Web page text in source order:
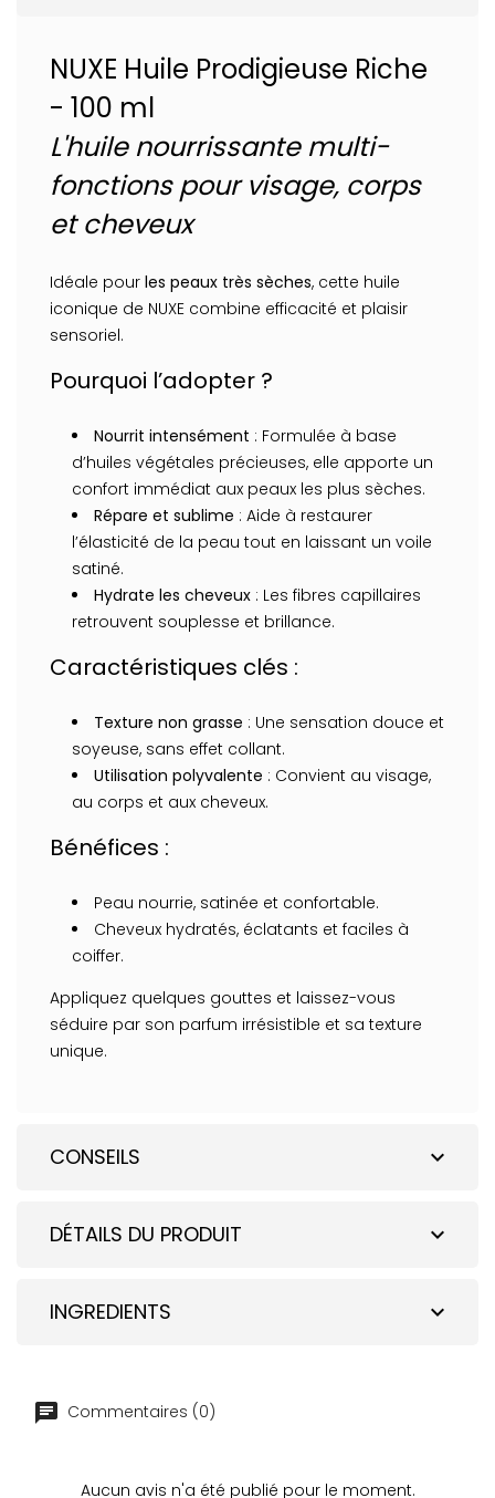
NUXE Huile Prodigieuse Riche
- 100 ml
L'huile nourrissante multi-
fonctions pour visage, corps
et cheveux
Idéale pour les peaux très sèches, cette huile
iconique de NUXE combine efficacité et plaisir
sensoriel.
Pourquoi l’adopter ?
Nourrit intensément : Formulée à base
d’huiles végétales précieuses, elle apporte un
confort immédiat aux peaux les plus sèches.
Répare et sublime : Aide à restaurer
l’élasticité de la peau tout en laissant un voile
satiné.
Hydrate les cheveux : Les fibres capillaires
retrouvent souplesse et brillance.
Caractéristiques clés :
Texture non grasse : Une sensation douce et
soyeuse, sans effet collant.
Utilisation polyvalente : Convient au visage,
au corps et aux cheveux.
Bénéfices :
Peau nourrie, satinée et confortable.
Cheveux hydratés, éclatants et faciles à
coiffer.
Appliquez quelques gouttes et laissez-vous
séduire par son parfum irrésistible et sa texture
unique.
expand_more
CONSEILS
expand_more
DÉTAILS DU PRODUIT
expand_more
INGREDIENTS
Commentaires (0)
Aucun avis n'a été publié pour le moment.